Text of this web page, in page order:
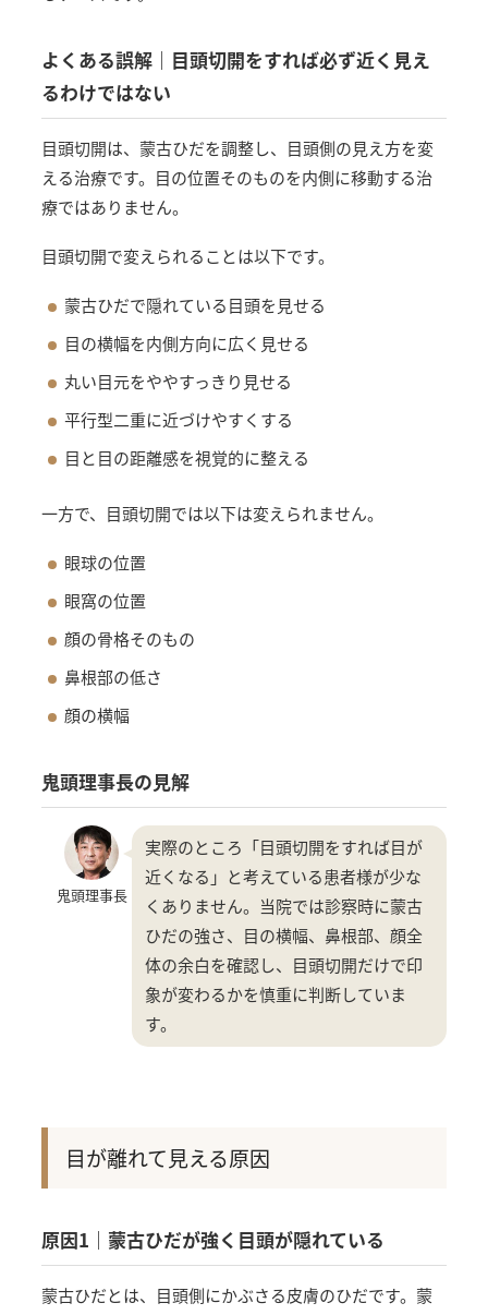
よくある誤解｜目頭切開をすれば必ず近く見え
るわけではない
目頭切開は、蒙古ひだを調整し、目頭側の見え方を変
える治療です。目の位置そのものを内側に移動する治
療ではありません。
目頭切開で変えられることは以下です。
蒙古ひだで隠れている目頭を見せる
目の横幅を内側方向に広く見せる
丸い目元をややすっきり見せる
平行型二重に近づけやすくする
目と目の距離感を視覚的に整える
一方で、目頭切開では以下は変えられません。
眼球の位置
眼窩の位置
顔の骨格そのもの
鼻根部の低さ
顔の横幅
鬼頭理事長の見解
鬼頭理事長
実際のところ「目頭切開をすれば目が
近くなる」と考えている患者様が少な
くありません。当院では診察時に蒙古
ひだの強さ、目の横幅、鼻根部、顔全
体の余白を確認し、目頭切開だけで印
象が変わるかを慎重に判断していま
す。
目が離れて見える原因
原因1｜蒙古ひだが強く目頭が隠れている
蒙古ひだとは、目頭側にかぶさる皮膚のひだです。蒙